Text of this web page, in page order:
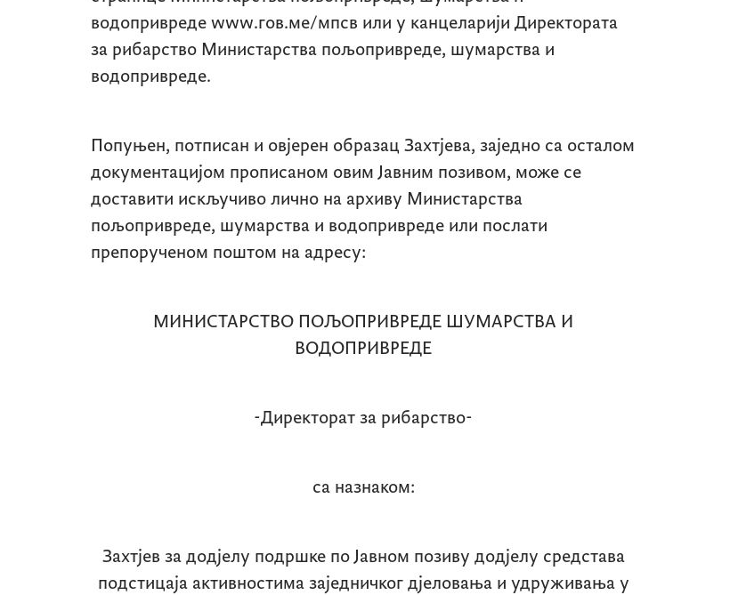
водопривреде www.гов.ме/мпсв или у канцеларији Директората
за рибарство Министарства пољопривреде, шумарства и
водопривреде.
Попуњен, потписан и овјерен образац Захтјева, заједно са осталом
документацијом прописаном овим Јавним позивом, може се
доставити искључиво лично на архиву Министарства
пољопривреде, шумарства и водопривреде или послати
препорученом поштом на адресу:
МИНИСТАРСТВО ПОЉОПРИВРЕДЕ ШУМАРСТВА И
ВОДОПРИВРЕДЕ
-Директорат за рибарство-
са назнаком:
Захтјев за додјелу подршке по Јавном позиву додјелу средстава
подстицаја активностима заједничког дјеловања и удруживања у